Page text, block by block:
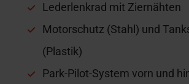
Lederlenkrad mit Ziernähten
Motorschutz (Stahl) und
(Plastik)
Park-Pilot-System vorn und